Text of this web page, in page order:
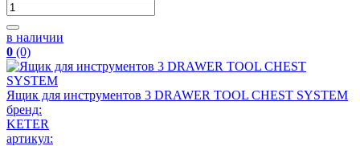
в наличии
0 (0)
Ящик для инструментов 3 DRAWER TOOL CHEST SYSTEM
бренд:
KETER
артикул: